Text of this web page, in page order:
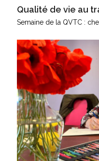
Qualité de vie au
Semaine de la QVTC :